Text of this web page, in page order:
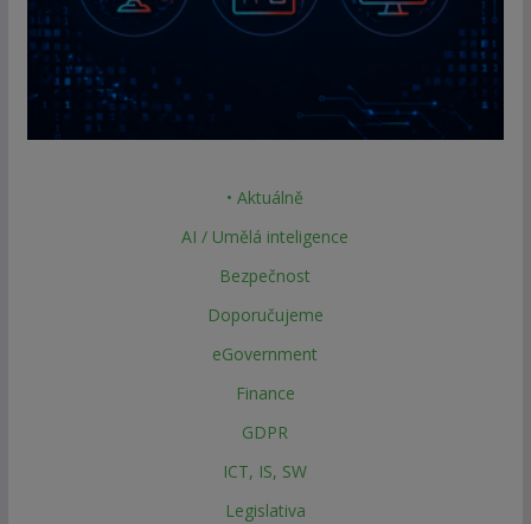
• Aktuálně
AI / Umělá inteligence
Bezpečnost
Doporučujeme
eGovernment
Finance
GDPR
ICT, IS, SW
Legislativa